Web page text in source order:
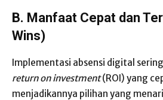
B. Manfaat Cepat dan
Wins)
Implementasi absensi digital
return on investment(ROI) yang
menjadikannya pilihan yang